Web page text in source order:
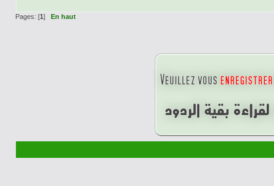
Pages: [1] En haut